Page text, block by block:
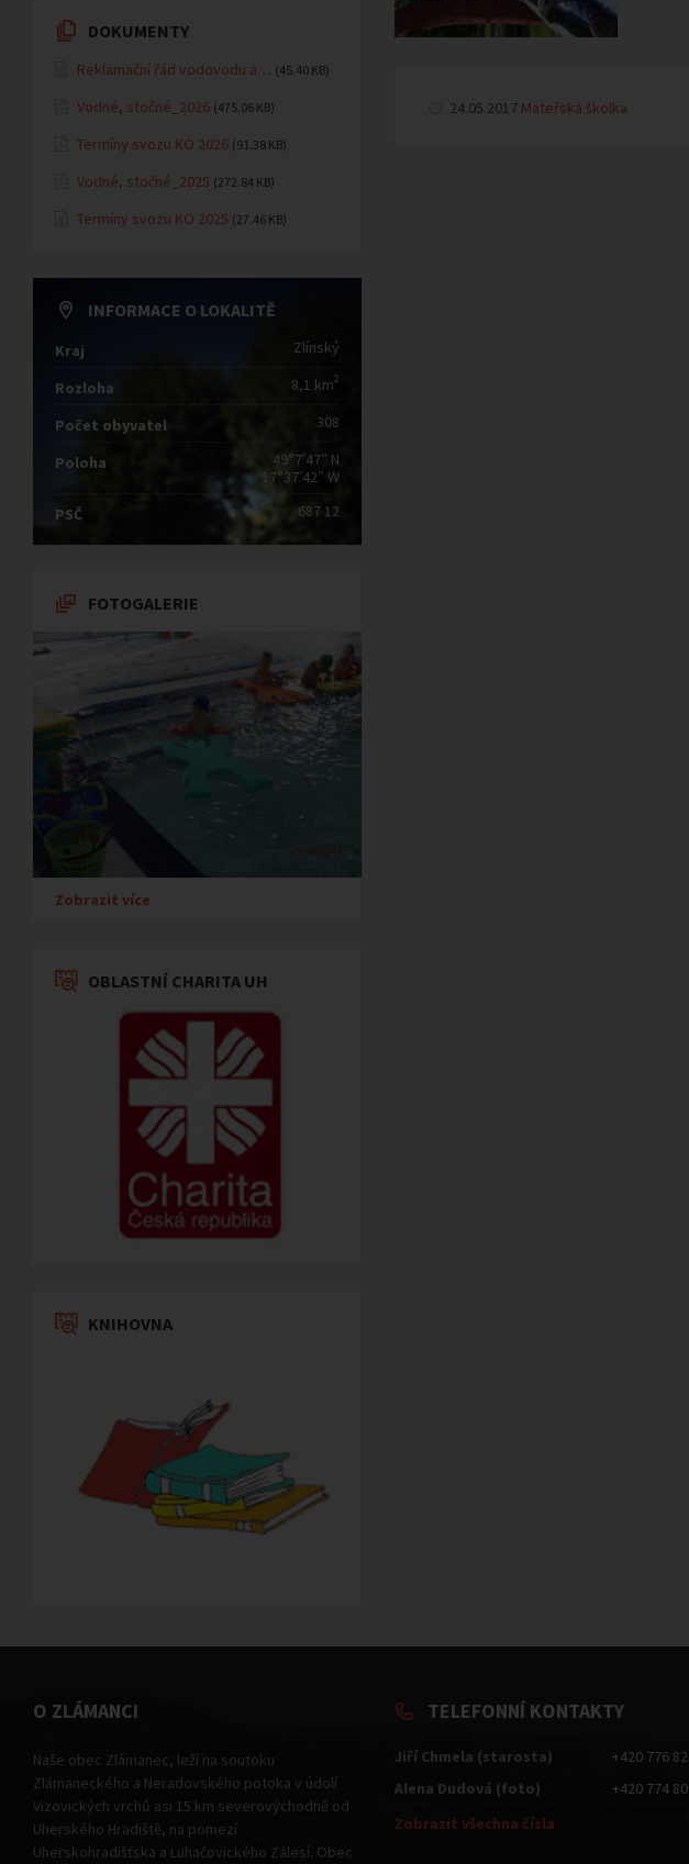
24.05.2017 Mateřská školka
DOKUMENTY
Reklamační řád vodovodu a… (45.40 KB)
Vodné, stočné_2026 (475.06 KB)
Termíny svozu KO 2026 (91.38 KB)
Vodné, stočné_2025 (272.84 KB)
Termíny svozu KO 2025 (27.46 KB)
INFORMACE O LOKALITĚ
Kraj Zlínský
Rozloha 8,1 km2
Počet obyvatel 308
Poloha
49°7′47″ N
17°37′42″ W
PSČ
687 12
FOTOGALERIE
Zobrazit více
OBLASTNÍ CHARITA UH
KNIHOVNA
O ZLÁMANCI
Naše obec Zlámanec, leží na soutoku
Zlámaneckého a Neradovského potoka v údolí
Vizovických vrchů asi 15 km severovýchodně od
Uherského Hradiště, na pomezí
Uherskohradišťska a Luhačovického Zálesí. Obec
TELEFONNÍ KONTAKTY
Jiří Chmela (starosta)
+420 776
Alena Dudová (foto)
+420 774
Zobrazit všechna čísla